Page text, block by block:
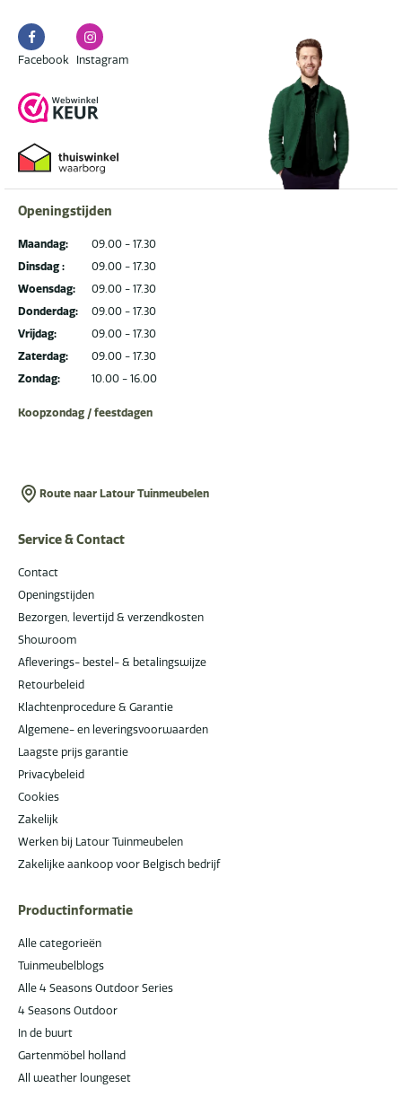
Facebook
Facebook
Instagram
Instagram
Openingstijden
Maandag:
Dinsdag :
Woensdag:
Donderdag:
Vrijdag:
Zaterdag:
Zondag:
09.00 - 17.30
09.00 - 17.30
09.00 - 17.30
09.00 - 17.30
09.00 - 17.30
09.00 - 17.30
10.00 - 16.00
Koopzondag / feestdagen
Route naar Latour Tuinmeubelen
Service & Contact
Contact
Openingstijden
Bezorgen, levertijd & verzendkosten
Showroom
Afleverings- bestel- & betalingswijze
Retourbeleid
Klachtenprocedure & Garantie
Algemene- en leveringsvoorwaarden
Laagste prijs garantie
Privacybeleid
Cookies
Zakelijk
Werken bij Latour Tuinmeubelen
Zakelijke aankoop voor Belgisch bedrijf
Productinformatie
Alle categorieën
Tuinmeubelblogs
Alle 4 Seasons Outdoor Series
4 Seasons Outdoor
In de buurt
Gartenmöbel holland
All weather loungeset